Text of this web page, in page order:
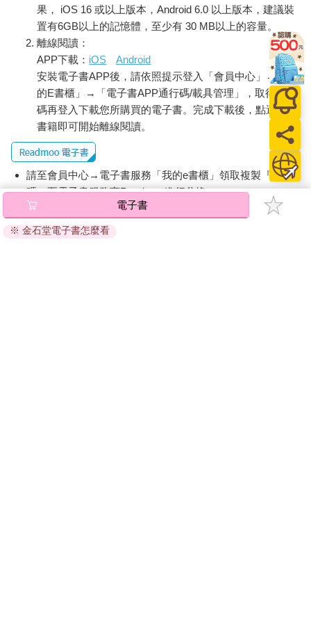
白，女人也可能在無愛的狀況下從性愛得到快樂。我走出保羅的
陰影之後，再次陷入愛河，兩次，而且陷得很深，但是兩次感覺
都很「致命」，是避無可避，反正我渴望愛情，但注定會帶來痛
苦。頭一次的對象是個年紀比我大很多的已婚男人，我不曾想像
他會為了我離開他妻子。如果他這麼提議，我肯定會接受，但我
太崇拜他，並不會這麼期待：我是他戰爭時期的短暫戀情，或是
愚行（生命的精髓就是慾望，而最能強化慾望的，莫過於空氣裡
的一絲死亡氣息──我記得他驚奇地竊竊私語：「我好不容易接受
自己永遠不會再有這種感覺了。」），她是他完美無缺的稱職妻
子，剛剛生下兩人的頭一胎，所以拋下她，就證明他是個殘酷且
不負責任的人，而我確定他並不是。如果是的話，我也不會這麼
愛他。
保羅之後的第二個戀人是單身漢，甚至是理想的結婚對象，可是
他這種理想狀態讓他好到令人難以置信。他很喜歡我。有一度，
他幾乎自認愛上了我，但他其實從來都沒有。我幾乎打從一開始
就感應到一切終將以淚水收場，卻還是越陷越深。最後確實以淚
果， iOS 16 或以上版本，Android 6.0 以上版本，建議裝
置有6GB以上的記憶體，至少有 30 MB以上的容量。
離線閱讀：
APP下載： iOS
Android
安裝電子書APP後，請依照提示登入「會員中心」→「我
的E書櫃」→「電子書APP通行碼/載具管理」，取得通行
碼再登入下載您所購買的電子書。完成下載後，點選任一
書籍即可開始離線閱讀。
請至會員中心→電子書服務「我的e書櫃」領取複製『兌換
碼』至電子書服務商Readmoo進行兌換。
退換貨須知：
因版權保護，您在金石堂所購買的電子書僅能以金石堂專屬
電子書
※ 金石堂電子書怎麼看